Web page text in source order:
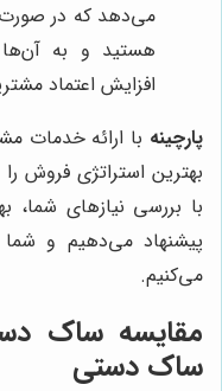
می‌دهد که در صورت
هستید و به
افزایش اعتماد
پارچینه با ارائه خدمات
بهترین استراتژی فروش
با بررسی نیازهای
پیشنهاد می‌دهیم و
می‌کنیم.
مقایسه ساک
ساک دستی